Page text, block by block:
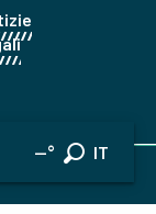
--°
Ricerca
IT
FR
EN